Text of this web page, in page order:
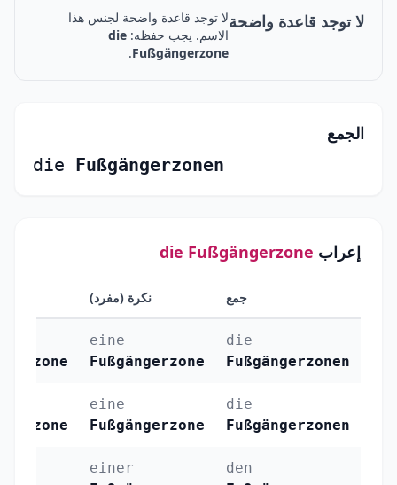
لا توجد قاعدة واضحةلا توجد قاعدة واضحة لجنس هذا
الاسم. يجب حفظه: die
Fußgängerzone
.
الجمع
die Fußgängerzonen
إعراب die Fußgängerzone
نكرة (مفرد) جمع
eine
Fußgängerzone
die
Fußgängerzonen
eine
Fußgängerzone
die
Fußgängerzonen
einer
den